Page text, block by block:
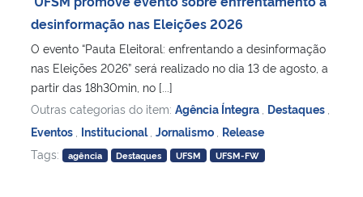
Ministério da Cidadania
Ministério da Saúde
Ministério de Minas e Energia
Ministério da Ciência, Tecnologia, Inovações e Comunicações
desinformação nas Eleições 2026
O evento “Pauta Eleitoral: enfrentando a desinformação
nas Eleições 2026” será realizado no dia 13 de agosto, a
partir das 18h30min, no [...]
Outras categorias do item: Agência Íntegra Destaques
Eventos Institucional Jornalismo Release
Tags:
agência Destaques UFSM UFSM-FW